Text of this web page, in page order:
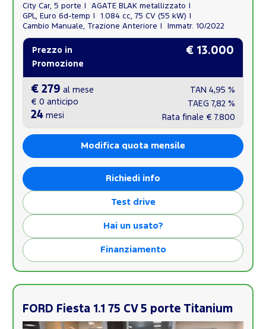
City Car, 5 porte
AGATE BLAK metallizzato
GPL, Euro 6d-temp
1.084 cc, 75 CV (55 kW)
Cambio Manuale, Trazione Anteriore
Immatr. 10/2022
Prezzo in
Promozione
€ 13.000
€ 279 al mese
€ 0 anticipo
24 mesi
TAN 4,95 %
TAEG 7,82 %
Rata finale € 7.800
Modifica quota mensile
Richiedi info
Test drive
Hai un usato?
Finanziamento
FORD Fiesta 1.1 75 CV 5 porte Titanium